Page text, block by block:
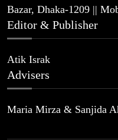
Bazar, Dhaka-1209 ||
Editor & Publisher
Atik Israk
Advisers
Maria Mirza & Sanjida